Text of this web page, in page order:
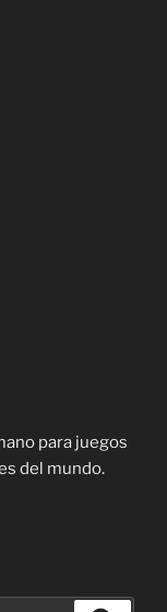
para juegos
del mundo.